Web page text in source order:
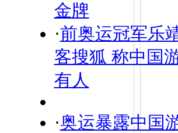
金牌
·前奥运冠军乐
客搜狐 称中国
有人
·奥运暴露中国